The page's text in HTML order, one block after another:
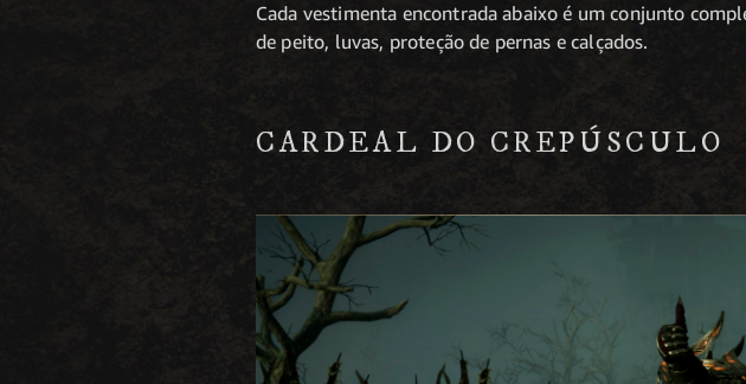
Cada vestimenta encontrada abaixo é um conjunto
de peito, luvas, proteção de pernas e calçados.
CARDEAL DO CREPÚSCULO